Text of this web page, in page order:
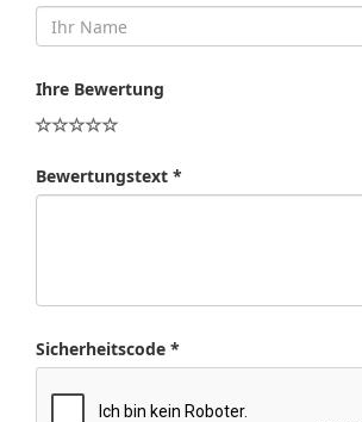
Ihre Bewertung
Bewertungstext *
Sicherheitscode *